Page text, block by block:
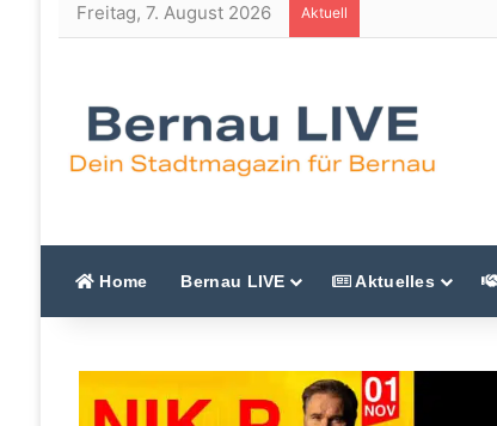
Freitag, 7. August 2026 Aktuell
Home Bernau LIVE Aktuelles